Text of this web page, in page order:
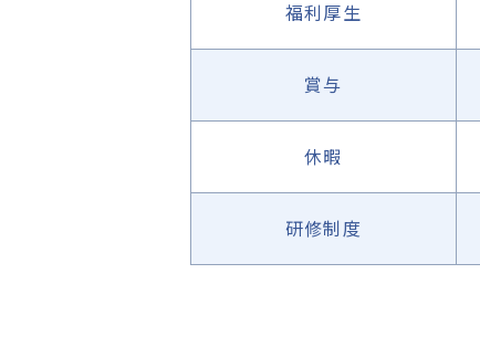
福利厚生
賞与
休暇
研修制度